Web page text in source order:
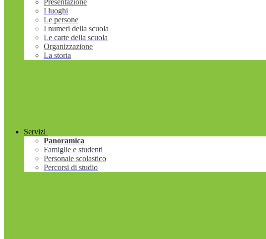
Presentazione
I luoghi
Le persone
I numeri della scuola
Le carte della scuola
Organizzazione
La storia
Servizi
Panoramica
Famiglie e studenti
Personale scolastico
Percorsi di studio